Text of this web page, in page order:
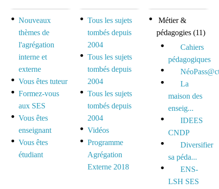
Espace réservé pour
mutualiser ses outils,
idées et questionnements
Nouveaux
thèmes de
l'agrégation
interne et
externe
Vous êtes tuteur
Formez-vous
aux SES
Vous êtes
enseignant
Vous êtes
étudiant
Tous les sujets
tombés depuis
2004
Tous les sujets
tombés depuis
2004
Tous les sujets
tombés depuis
2004
Vidéos
Programme
Agrégation
Externe 2018
Métier &
pédagogies (11)
Cahiers
pédagogiques
La
maison des
enseig...
IDEES
CNDP
Diversifier
sa péda...
ENS-
LSH SES